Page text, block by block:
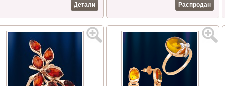
Детали Распродан